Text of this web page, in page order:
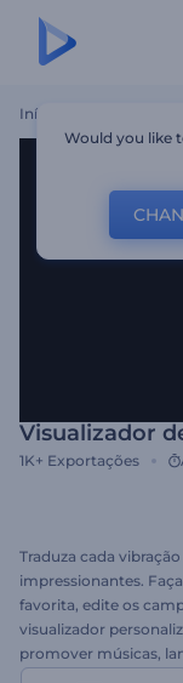
Início
Visualizador
1K+ Exportações
Traduza cada
impressionantes.
favorita, edite os
visualizador
promover músicas,
muito mais. Crie seu
Would you like